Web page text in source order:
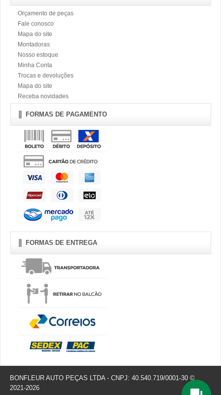
Orçamento de peças
Fale conosco
Mapa do site
Montadoras
Nosso estoque
Minha Conta
Trocas e devoluções
Mapa do site
Receba novidades
FORMAS DE PAGAMENTO
FORMAS DE ENTREGA
BONFLEUR AUTO PEÇAS LTDA - CNPJ: 40.540.719/0001-30 ©
2021-2026